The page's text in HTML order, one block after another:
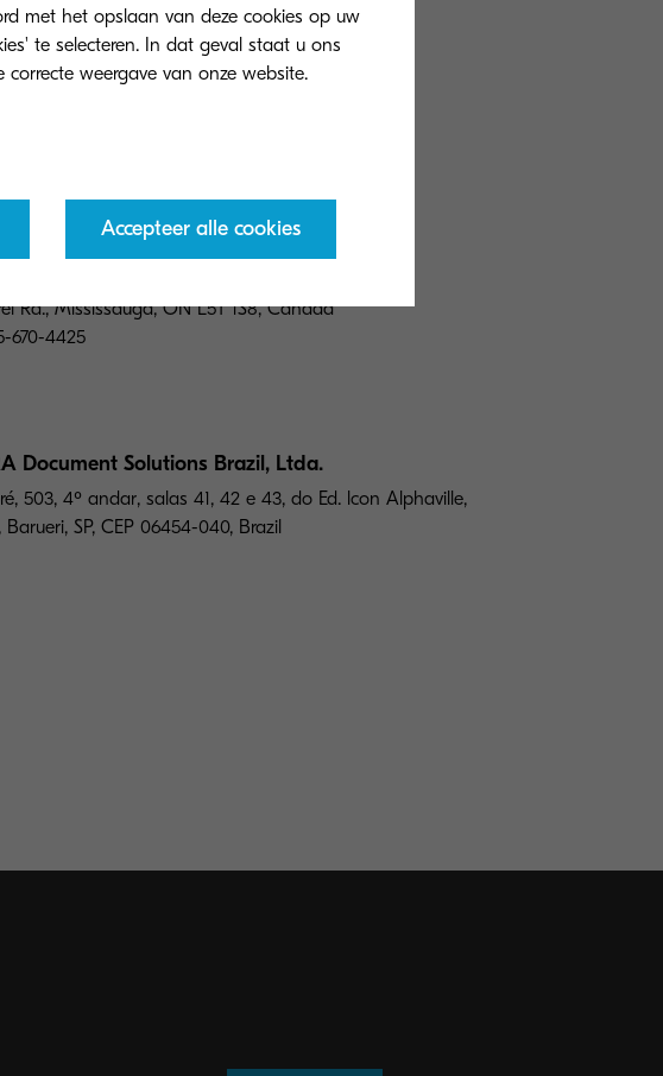
Amerika
Rd., Mississauga, ON L5T 1S8, Canada
670-4425
Document Solutions Brazil, Ltda.
503, 4º andar, salas 41, 42 e 43, do Ed. lcon Alphaville,
SP, CEP 06454-040, Brazil
met het opslaan van deze cookies op uw
te selecteren. In dat geval staat u ons
toe alleen die cookies op uw apparaat te plaatsen die noodzakelijk zijn voor de correcte weergave van onze website.
Accepteer alle cookies